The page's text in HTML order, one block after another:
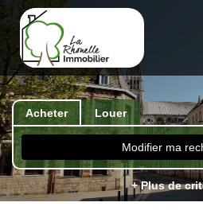
Acheter Louer
Modifier ma
+ Plus de